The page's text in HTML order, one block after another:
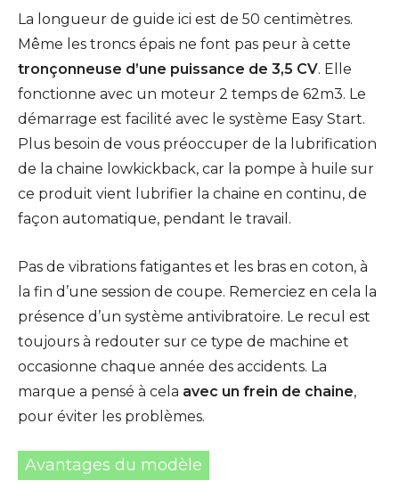
La longueur de guide ici est de 50 centimètres.
Même les troncs épais ne font pas peur à cette
tronçonneuse d’une puissance de 3,5 CV. Elle
fonctionne avec un moteur 2 temps de 62m3. Le
démarrage est facilité avec le système Easy Start.
Plus besoin de vous préoccuper de la lubrification
de la chaine lowkickback, car la pompe à huile sur
ce produit vient lubrifier la chaine en continu, de
façon automatique, pendant le travail.
Pas de vibrations fatigantes et les bras en coton, à
la fin d’une session de coupe. Remerciez en cela la
présence d’un système antivibratoire. Le recul est
toujours à redouter sur ce type de machine et
occasionne chaque année des accidents. La
marque a pensé à cela avec un frein de chaine,
pour éviter les problèmes.
Avantages du modèle